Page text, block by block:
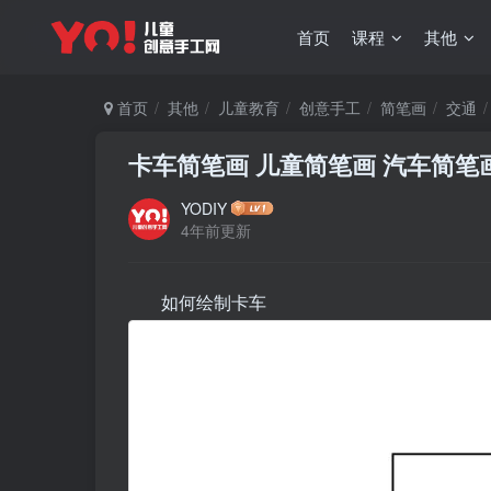
首页 课程 其他
首页 其他 儿童教育 创意手工 简笔画 交通
卡车简笔画 儿童简笔画 汽车简笔
YODIY
4年前更新
如何绘制卡车